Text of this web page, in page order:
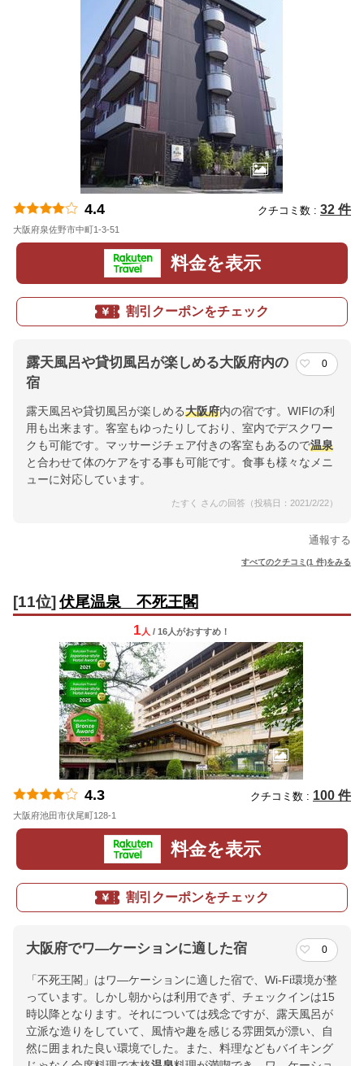
4.4 クチコミ数 : 32 件
大阪府泉佐野市中町1-3-51
料金を表示
割引クーポンをチェック
露天風呂や貸切風呂が楽しめる大阪府内の
宿
0
露天風呂や貸切風呂が楽しめる大阪府内の宿です。WIFIの利
用も出来ます。客室もゆったりしており、室内でデスクワー
クも可能です。マッサージチェア付きの客室もあるので温泉
と合わせて体のケアをする事も可能です。食事も様々なメニ
ューに対応しています。
たすく さんの回答（投稿日：2021/2/22）
通報する
すべてのクチコミ(1 件)をみる
[11位] 伏尾温泉 不死王閣
1 人 / 16人がおすすめ！
4.3 クチコミ数 : 100 件
大阪府池田市伏尾町128-1
料金を表示
割引クーポンをチェック
大阪府でワ―ケーションに適した宿 0
「不死王閣」はワ―ケーションに適した宿で、Wi-Fi環境が整
っています。しかし朝からは利用できず、チェックインは15
時以降となります。それについては残念ですが、露天風呂が
立派な造りをしていて、風情や趣を感じる雰囲気が漂い、自
然に囲まれた良い環境でした。また、料理などもバイキング